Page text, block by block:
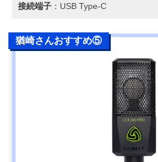
接続端子 ：USB Type-C
猶崎さんおすすめ⑤